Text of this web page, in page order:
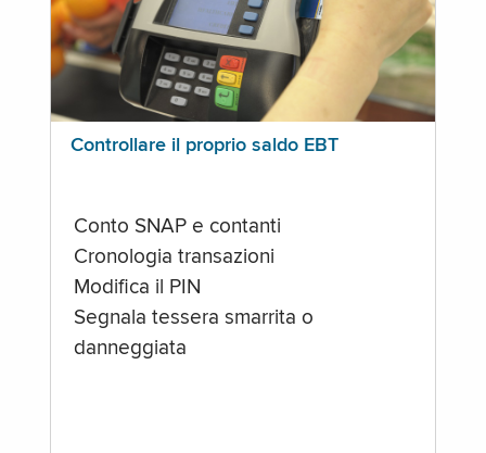
Controllare il proprio saldo EBT
Conto SNAP e contanti
Cronologia transazioni
Modifica il PIN
Segnala tessera smarrita o
danneggiata